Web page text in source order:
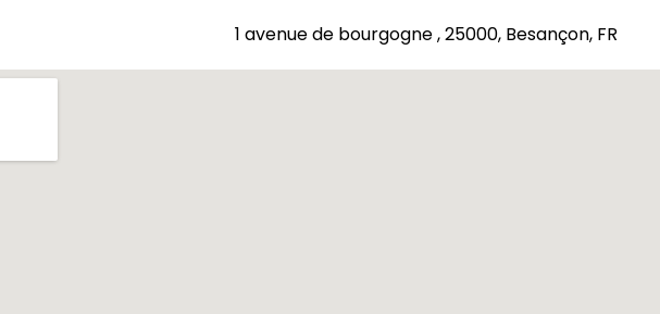
1 avenue de bourgogne , 25000, Besançon, FR